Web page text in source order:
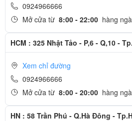
0924966666
Mở cửa từ 8:00 - 22:00 hàng
HCM : 325 Nhật Tảo - P,6 - Q,10 -
Xem chỉ đường
0924966666
Mở cửa từ 8:00 - 20:00 hàng
HN : 58 Trần Phú - Q.Hà Đông -